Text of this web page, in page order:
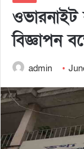
ওভারনাইট
বিজ্ঞাপন
admin